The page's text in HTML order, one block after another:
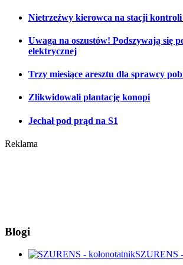
Nietrzeźwy kierowca na stacji
Uwaga na oszustów! Podszywają się
elektrycznej
Trzy miesiące aresztu dla sprawcy
Zlikwidowali plantację konopi
Jechał pod prąd na S1
Reklama
Blogi
SZURENS